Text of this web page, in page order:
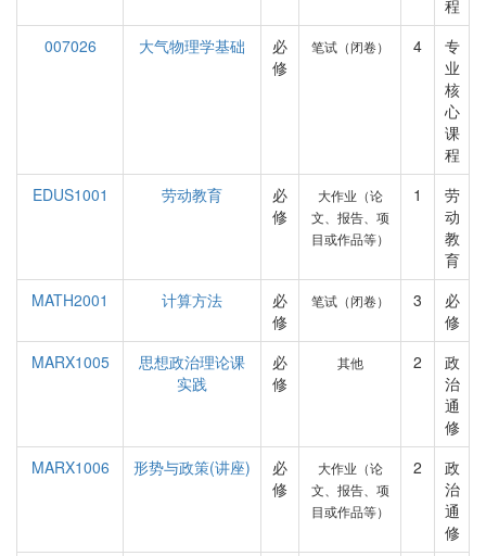
程
007026
大气物理学基础
必
修
笔试（闭卷） 4
专
业
核
心
课
程
EDUS1001
劳动教育
必
修
大作业（论
文、报告、项
目或作品等）
1
劳
动
教
育
MATH2001
计算方法
必
修
笔试（闭卷） 3
必
修
MARX1005
思想政治理论课
实践
必
修
其他 2
政
治
通
修
MARX1006
形势与政策(讲座)
必
修
大作业（论
文、报告、项
目或作品等）
2
政
治
通
修